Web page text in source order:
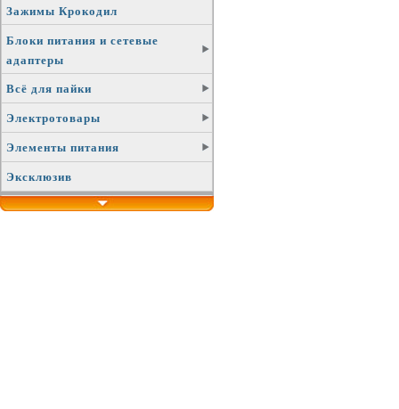
Зажимы Крокодил
Блоки питания и сетевые
адаптеры
Всё для пайки
Электротовары
Элементы питания
Эксклюзив